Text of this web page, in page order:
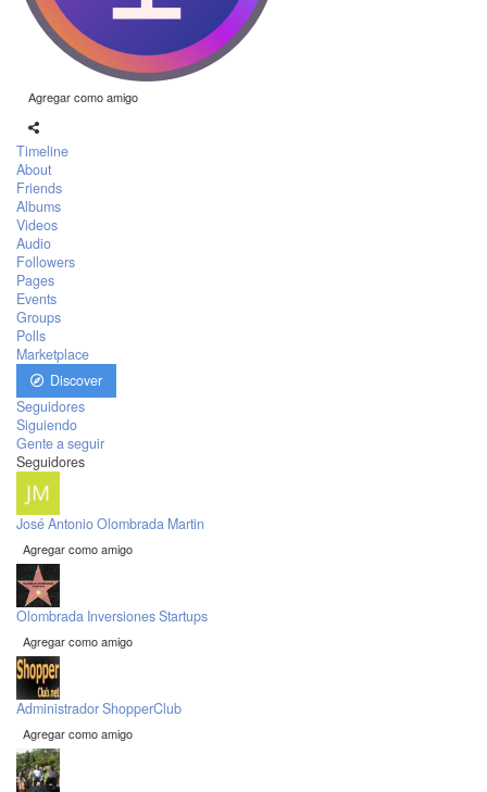
Agregar como amigo
Timeline
About
Friends
Albums
Videos
Audio
Followers
Pages
Events
Groups
Polls
Marketplace
Discover
Seguidores
Siguiendo
Gente a seguir
Seguidores
José Antonio Olombrada Martin
Agregar como amigo
Olombrada Inversiones Startups
Agregar como amigo
Administrador ShopperClub
Agregar como amigo